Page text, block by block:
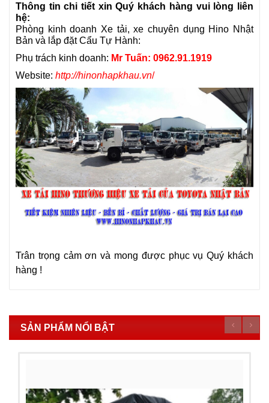
Thông tin chi tiết xin Quý khách hàng vui lòng liên
hệ:
Phòng kinh doanh Xe tải, xe chuyên dụng Hino Nhật
Bản và lắp đặt Cẩu Tự Hành:
Phụ trách kinh doanh: Mr Tuấn: 0962.91.1919
Website: http://hinonhapkhau.vn/
Trân trọng cảm ơn và mong được phục vụ Quý khách
hàng !
SẢN PHẨM NỔI BẬT